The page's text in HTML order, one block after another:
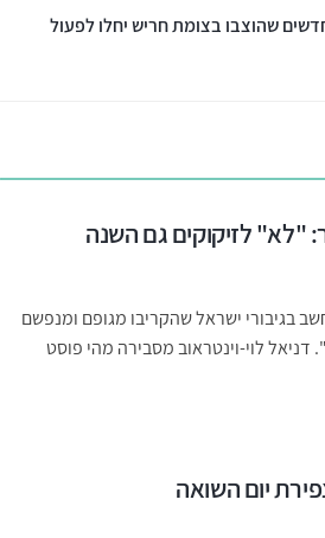
שהוצבו בצומת חריש יחלו לפעול
"לא" לזיקוקים גם השנה
בגיבורי ישראל שהקריבו מגופם ומנפשם
לוי-וינטראוב מסבירה מהי פוסט
יום השואה